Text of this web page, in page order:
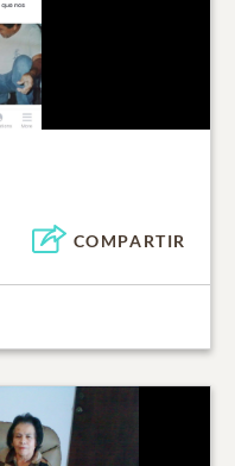
COMPARTIR